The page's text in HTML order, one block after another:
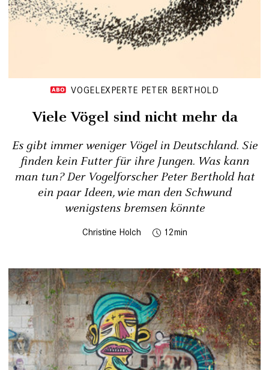
VOGELEXPERTE PETER BERTHOLD
Viele Vögel sind nicht mehr da
Es gibt immer weniger Vögel in Deutschland. Sie
finden kein Futter für ihre Jungen. Was kann
man tun? Der Vogelforscher Peter Berthold hat
ein paar Ideen, wie man den Schwund
wenigstens bremsen könnte
Christine Holch 12